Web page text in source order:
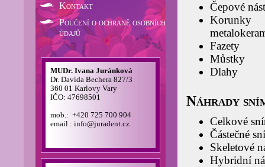
Kontakt
Poučení o ochraně osobních
údajů
MUDr. Ivana Juránková
Dr. Davida Bechera 827/3
360 01 Karlovy Vary
IČO: 47698501
mob.: +420 725 700 904
email : info@juradent.cz
Čepové
Korunky
Fazety
Můstky
Dlahy
Náhrady
Celkové
Částečné
Skeletové
Hybridní